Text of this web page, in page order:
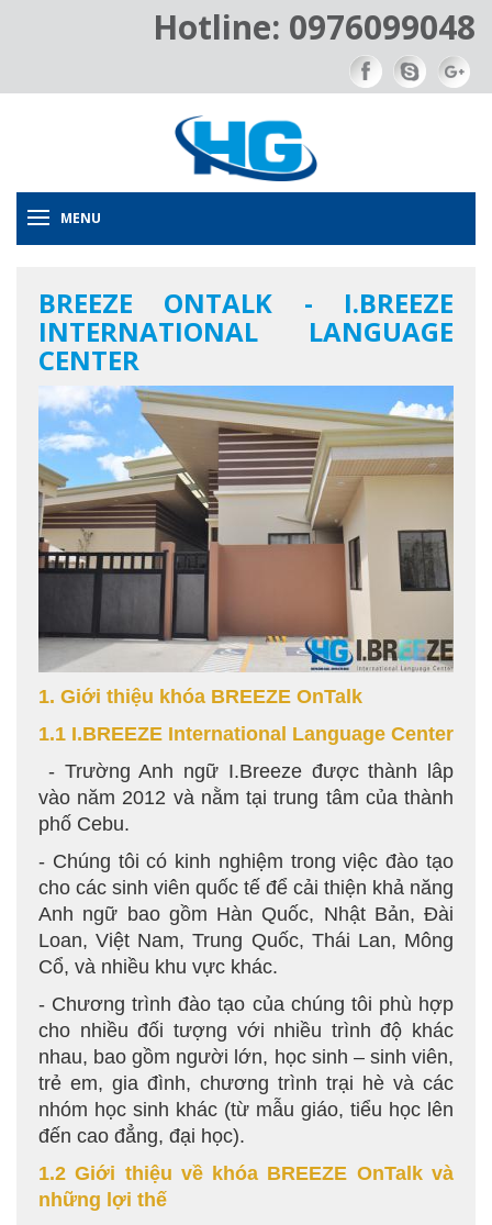
Hotline: 0976099048
MENU
BREEZE ONTALK - I.BREEZE
INTERNATIONAL LANGUAGE
CENTER
1. Giới thiệu khóa BREEZE OnTalk
1.1 I.BREEZE International Language Center
- Trường Anh ngữ I.Breeze được thành lâp
vào năm 2012 và nằm tại trung tâm của thành
phố Cebu.
- Chúng tôi có kinh nghiệm trong việc đào tạo
cho các sinh viên quốc tế để cải thiện khả năng
Anh ngữ bao gồm Hàn Quốc, Nhật Bản, Đài
Loan, Việt Nam, Trung Quốc, Thái Lan, Mông
Cổ, và nhiều khu vực khác.
- Chương trình đào tạo của chúng tôi phù hợp
cho nhiều đối tượng với nhiều trình độ khác
nhau, bao gồm người lớn, học sinh – sinh viên,
trẻ em, gia đình, chương trình trại hè và các
nhóm học sinh khác (từ mẫu giáo, tiểu học lên
đến cao đẳng, đại học).
1.2 Giới thiệu về khóa BREEZE OnTalk và
những lợi thế